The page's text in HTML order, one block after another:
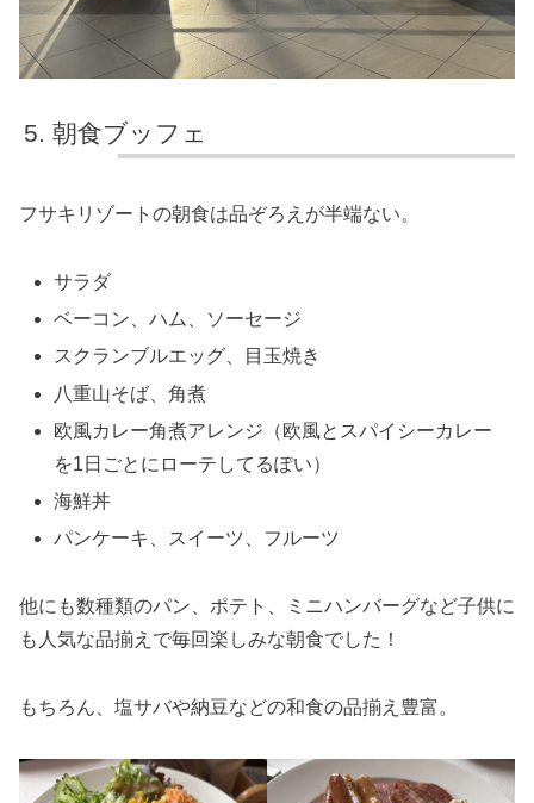
朝食ブッフェ
フサキリゾートの朝食は品ぞろえが半端ない。
サラダ
ベーコン、ハム、ソーセージ
スクランブルエッグ、目玉焼き
八重山そば、角煮
欧風カレー角煮アレンジ（欧風とスパイシーカレー
を1日ごとにローテしてるぽい）
海鮮丼
パンケーキ、スイーツ、フルーツ
他にも数種類のパン、ポテト、ミニハンバーグなど子供に
も人気な品揃えで毎回楽しみな朝食でした！
もちろん、塩サバや納豆などの和食の品揃え豊富。